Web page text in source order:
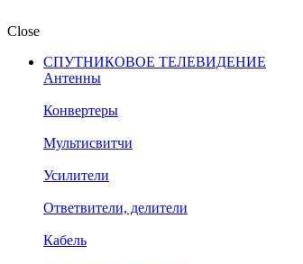
Close
СПУТНИКОВОЕ ТЕЛЕВИДЕНИЕ
Антенны
Конвертеры
Мультисвитчи
Усилители
Ответвители, делители
Кабель